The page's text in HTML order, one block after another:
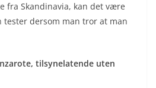
fra Skandinavia, kan det være
tester dersom man tror at man
tilsynelatende uten